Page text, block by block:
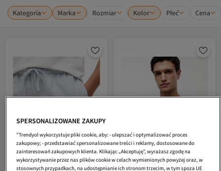
Kategoria Marka Rozmiar Kolor Płeć Cena
SPERSONALIZOWANE ZAKUPY
"Trendyol wykorzystuje pliki cookie, aby: - ulepszać i optymalizować proces
zakupowy; - przedstawiać spersonalizowane treści i reklamy, dostosowane do
zainteresowań zakupowych klienta. Klikając „Akceptuję”, wyrażasz zgodę na
wykorzystywanie przez nas plików cookie w celach wymienionych powyżej oraz, w
stosownych przypadkach, na udostępnianie ich stronom trzecim, w tym spoza UE